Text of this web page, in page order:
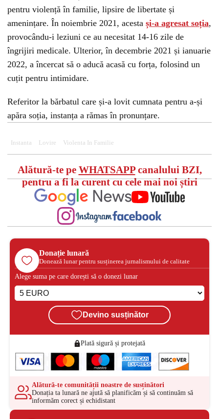
pentru violență în familie, lipsire de libertate și
amenințare. În noiembrie 2021, acesta și-a agresat soția,
provocându-i leziuni ce au necesitat 14-16 zile de
îngrijiri medicale. Ulterior, în decembrie 2021 și ianuarie
2022, a încercat să o aducă acasă cu forța, folosind un
cuțit pentru intimidare.
Referitor la bărbatul care și-a lovit cumnata pentru a-și
apăra soția, instanța a rămas în pronunțare.
Instanta Lovire Violenta In Familie
Alătură-te pe WHATSAPPcanalului BZI,
pentru a fi la curent cu cele mai noi știri
Donație lunară
Donează lunar pentru susținerea jurnalismului de calitate
Alege suma pe care dorești să o donezi lunar
Devino susținător
Plată sigură și protejată
Alătură-te comunității noastre de susținători
Donația ta lunară ne ajută să planificăm și să continuăm să
informăm corect și echidistant